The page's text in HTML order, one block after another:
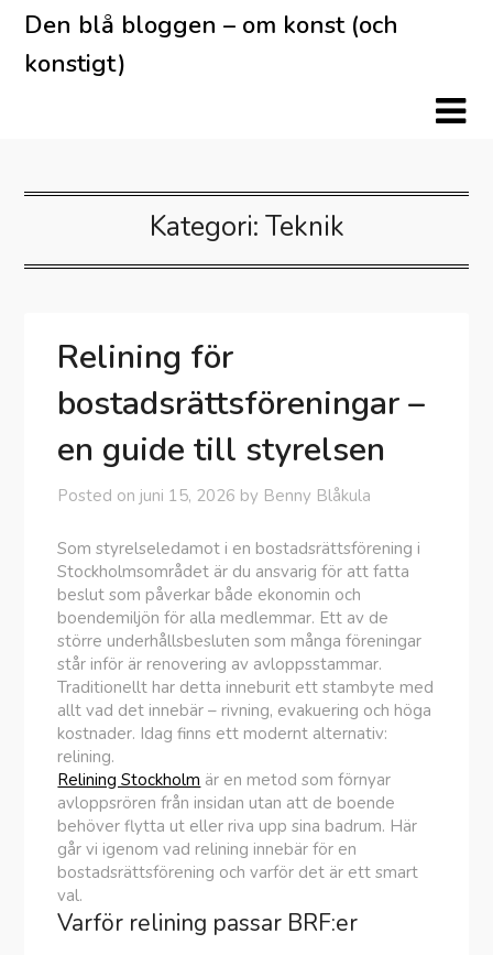
Skip
content
Den blå bloggen – om konst (och
konstigt)
Kategori: Teknik
Relining för
bostadsrättsföreningar –
en guide till styrelsen
Posted on juni 15, 2026 by Benny Blåkula
Som styrelseledamot i en bostadsrättsförening i
Stockholmsområdet är du ansvarig för att fatta
beslut som påverkar både ekonomin och
boendemiljön för alla medlemmar. Ett av de
större underhållsbesluten som många föreningar
står inför är renovering av avloppsstammar.
Traditionellt har detta inneburit ett stambyte med
allt vad det innebär – rivning, evakuering och höga
kostnader. Idag finns ett modernt alternativ:
relining.
Relining Stockholm är en metod som förnyar
avloppsrören från insidan utan att de boende
behöver flytta ut eller riva upp sina badrum. Här
går vi igenom vad relining innebär för en
bostadsrättsförening och varför det är ett smart
val.
Varför relining passar BRF:er